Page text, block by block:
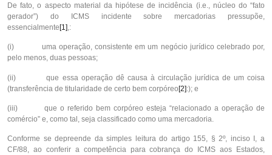
De fato, o aspecto material da hipótese de incidência (i.e., núcleo do “fato
gerador”) do ICMS incidente sobre mercadorias pressupõe,
essencialmente[1] ,:
(i) uma operação, consistente em um negócio jurídico celebrado por,
pelo menos, duas pessoas;
(ii) que essa operação dê causa à circulação jurídica de um coisa
(transferência de titularidade de certo bem corpóreo[2]:); e
(iii) que o referido bem corpóreo esteja “relacionado a operação de
comércio” e, como tal, seja classificado como uma mercadoria.
Conforme se depreende da simples leitura do artigo 155, § 2º, inciso I, a
CF/88, ao conferir a competência para cobrança do ICMS aos Estados,